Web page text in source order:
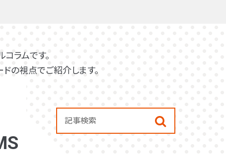
ラムです。
の視点でご紹介します。